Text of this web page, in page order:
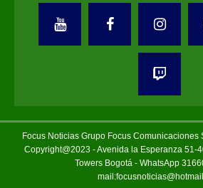
Focus Noticias Grupo Focus Comunicaciones
Copyright@2023 - Avenida la Esperanza 51-
Towers Bogotá - WhatsApp